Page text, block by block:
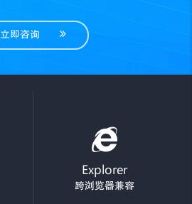
立即咨询
Explorer
跨浏览器兼容